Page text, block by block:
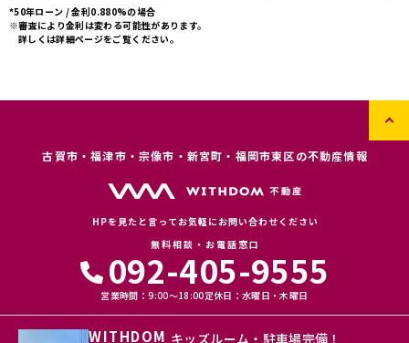
*50年ローン / 金利0.880%の場合
※審査により金利は変わる可能性があります。
詳しくは詳細ページをご覧ください。
古賀市・福津市・宗像市・新宮町・福岡市東区の不動産情報
HPを見たと言ってお気軽にお問い合わせください
無料相談・お電話窓口
092-405-9555
営業時間：9:00〜18:00定休日：水曜日・木曜日
WITHDOM キッズルーム・駐車場完備！